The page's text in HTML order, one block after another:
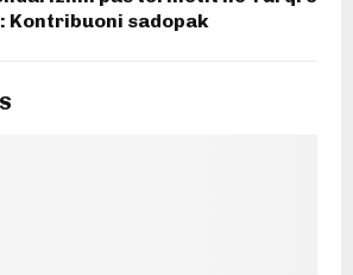
Kontribuoni sadopak